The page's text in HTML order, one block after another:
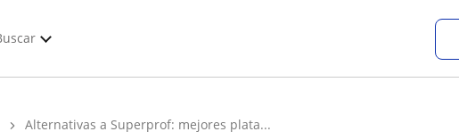
Alternativas a Superprof: mejores plata...